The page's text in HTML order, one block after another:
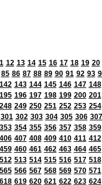
12 13 14 15 16 17 18 19 20
85 86 87 88 89 90 91 92 93
142 143 144 145 146 147 148
195 196 197 198 199 200 201
248 249 250 251 252 253 254
301 302 303 304 305 306 307
353 354 355 356 357 358 359
406 407 408 409 410 411 412
459 460 461 462 463 464 465
512 513 514 515 516 517 518
565 566 567 568 569 570 571
618 619 620 621 622 623 624